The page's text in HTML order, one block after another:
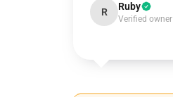
R Ruby
Verified owner